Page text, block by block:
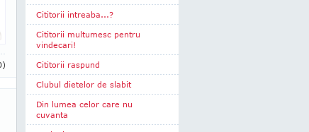
Cititorii intreaba...?
Cititorii multumesc pentru
vindecari!
Cititorii raspund
Clubul dietelor de slabit
Din lumea celor care nu
cuvanta